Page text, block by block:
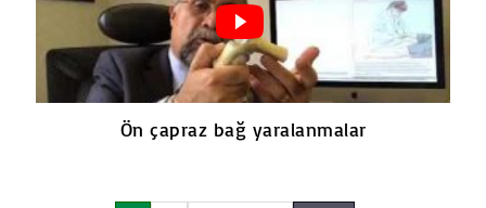
Ön çapraz bağ yaralanmalar